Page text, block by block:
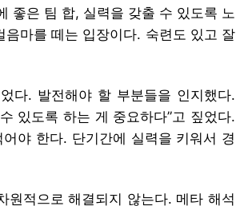
좋은 팀 합, 실력을 갖출 수 있도록 노
음마를 떼는 입장이다. 숙련도 있고 잘
다. 발전해야 할 부분들을 인지했다.
있도록 하는 게 중요하다”고 짚었다.
야 한다. 단기간에 실력을 키워서 경
원적으로 해결되지 않는다. 메타 해석